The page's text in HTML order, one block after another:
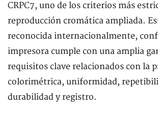
CRPC7, uno de los criterios más
reproducción cromática ampliada.
reconocida internacionalmente,
impresora cumple con una amplia
requisitos clave relacionados con la
colorimétrica, uniformidad,
durabilidad y registro.